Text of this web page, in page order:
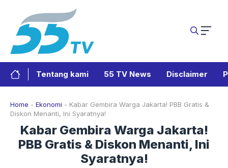
Tentang kami 55 TV News Disclaimer
Home - Ekonomi - Kabar Gembira Warga Jakarta! PBB Gratis &
Diskon Menanti, Ini Syaratnya!
Kabar Gembira Warga Jakarta!
PBB Gratis & Diskon Menanti, Ini
Syaratnya!